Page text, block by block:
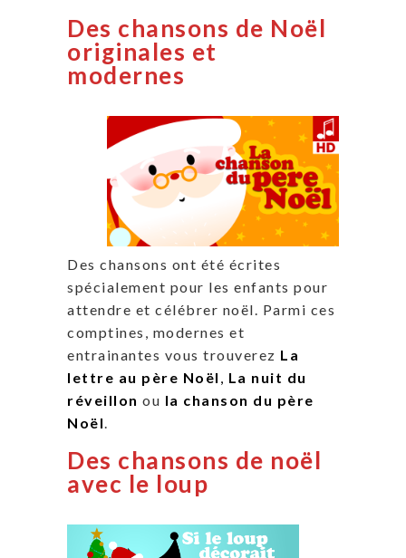
Des chansons de Noël
originales et
modernes
Des chansons ont été écrites
spécialement pour les enfants pour
attendre et célébrer noël. Parmi ces
comptines, modernes et
entrainantes vous trouverez La
lettre au père Noël
La nuit du
réveillon ou la chanson du père
Noël
Des chansons de noël
avec le loup